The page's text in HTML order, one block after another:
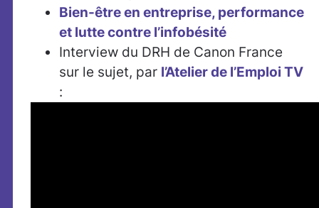
Bien-être en entreprise, performance
et lutte contre l’infobésité
Interview du DRH de Canon France
sur le sujet, par l’Atelier de l’Emploi TV
: